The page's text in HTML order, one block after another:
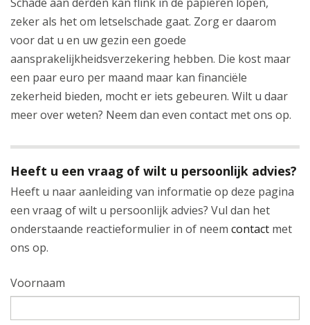
zeker als het om letselschade gaat. Zorg er daarom
voor dat u en uw gezin een goede
aansprakelijkheidsverzekering hebben. Die kost maar
een paar euro per maand maar kan financiële
zekerheid bieden, mocht er iets gebeuren. Wilt u daar
meer over weten? Neem dan even contact met ons op.
Heeft u een vraag of wilt u persoonlijk advies?
Heeft u naar aanleiding van informatie op deze pagina
een vraag of wilt u persoonlijk advies? Vul dan het
onderstaande reactieformulier in of neem contact met
ons op.
Voornaam